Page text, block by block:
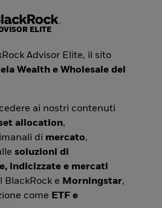
Advisor Elite, il sito
Wealth e Wholesale del
ai nostri contenuti
allocation,
di mercato,
soluzioni di
indicizzate e mercati
BlackRock e Morningstar,
come ETF e